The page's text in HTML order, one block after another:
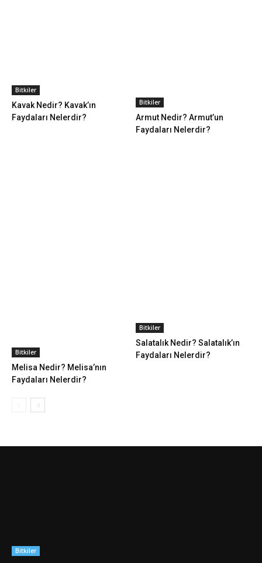
Bitkiler
Kavak Nedir? Kavak’ın
Faydaları Nelerdir?
Bitkiler
Armut Nedir? Armut’un
Faydaları Nelerdir?
Bitkiler
Melisa Nedir? Melisa’nın
Faydaları Nelerdir?
Bitkiler
Salatalık Nedir? Salatalık’ın
Faydaları Nelerdir?
Bitkiler